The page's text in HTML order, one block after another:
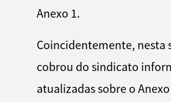
Anexo 1.
Coincidentemente, nesta
cobrou do sindicato
atualizadas sobre o